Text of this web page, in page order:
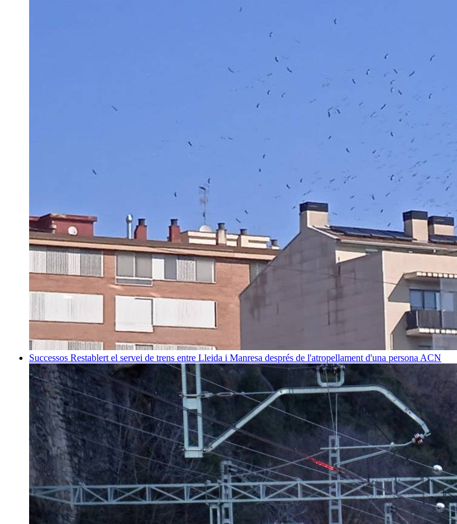
Successos Restablert el servei de trens entre Lleida i Manresa després de l'atropellament d'una persona ACN